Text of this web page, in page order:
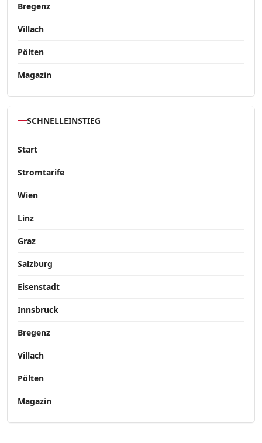
Bregenz
Villach
Pölten
Magazin
SCHNELLEINSTIEG
Start
Stromtarife
Wien
Linz
Graz
Salzburg
Eisenstadt
Innsbruck
Bregenz
Villach
Pölten
Magazin